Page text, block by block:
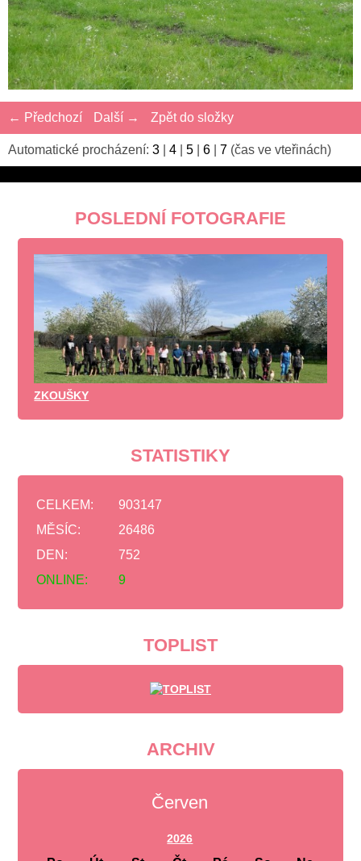
← Předchozí Další → Zpět do složky
Automatické procházení: 3 4 5 6 7 (čas ve vteřinách)
POSLEDNÍ FOTOGRAFIE
ZKOUŠKY
STATISTIKY
ONLINE: 9
CELKEM:
903147
MĚSÍC:
26486
DEN:
752
TOPLIST
ARCHIV
Červen
2026